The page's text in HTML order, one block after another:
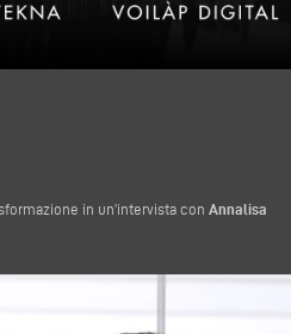
in un’intervista con Annalisa